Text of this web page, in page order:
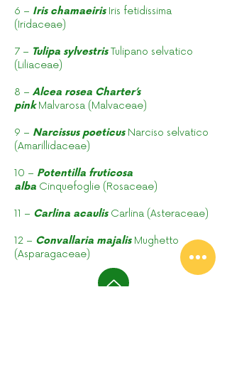
6 – Iris chamaeirisIris fetidissima
(Iridaceae)
7 – Tulipa sylvestrisTulipano selvatico
(Liliaceae)
8 – Alcea rosea Charter’s
pinkMalvarosa (Malvaceae)
9 – Narcissus poeticusNarciso selvatico
(Amarillidaceae)
10 – Potentilla fruticosa
alba Cinquefoglie (Rosaceae)
11 – Carlina acaulisCarlina (Asteraceae)
12 – Convallaria majalisMughetto
(Asparagaceae)